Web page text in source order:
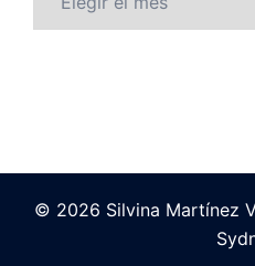
© 2026 Silvina Martínez